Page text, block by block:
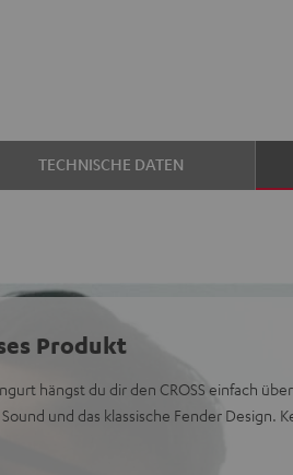
TECHNISCHE DATEN
Produkt
hängst du dir den CROSS einfach
und das klassische Fender Design.